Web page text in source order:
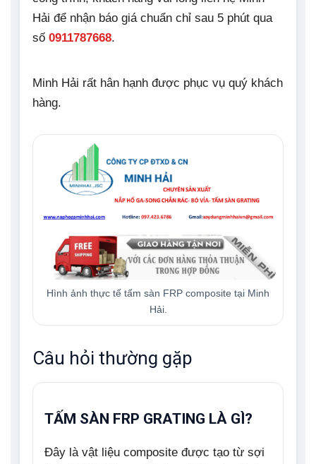
Hải để nhận báo giá chuẩn chỉ sau 5 phút qua
số 0911787668.
Minh Hải rất hân hạnh được phục vụ quý khách
hàng.
Hình ảnh thực tế tấm sàn FRP composite tại Minh
Hải.
Câu hỏi thường gặp
TẤM SÀN FRP GRATING LÀ GÌ?
Đây là vật liệu composite được tạo từ sợi